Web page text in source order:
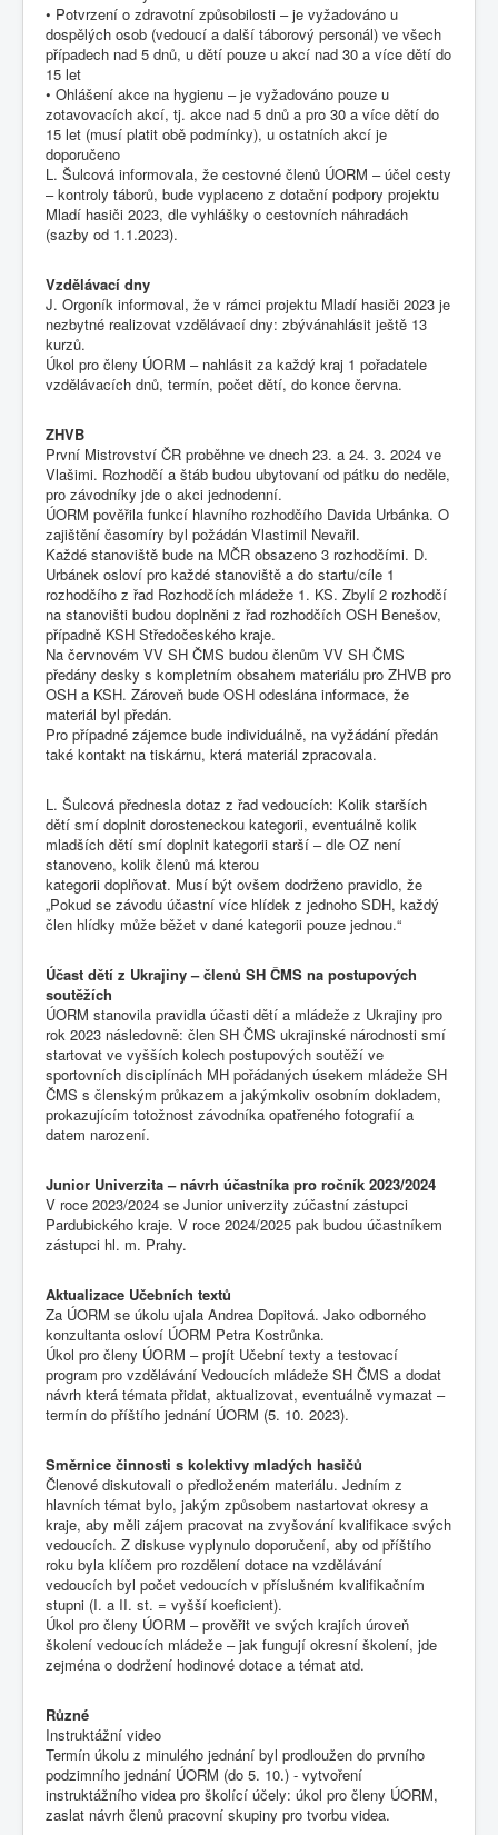
• Potvrzení o zdravotní způsobilosti – je vyžadováno u
dospělých osob (vedoucí a další táborový personál) ve všech
případech nad 5 dnů, u dětí pouze u akcí nad 30 a více dětí do
15 let
• Ohlášení akce na hygienu – je vyžadováno pouze u
zotavovacích akcí, tj. akce nad 5 dnů a pro 30 a více dětí do
15 let (musí platit obě podmínky), u ostatních akcí je
doporučeno
L. Šulcová informovala, že cestovné členů ÚORM – účel cesty
– kontroly táborů, bude vyplaceno z dotační podpory projektu
Mladí hasiči 2023, dle vyhlášky o cestovních náhradách
(sazby od 1.1.2023).
Vzdělávací dny
J. Orgoník informoval, že v rámci projektu Mladí hasiči 2023 je
nezbytné realizovat vzdělávací dny: zbývánahlásit ještě 13
kurzů.
Úkol pro členy ÚORM – nahlásit za každý kraj 1 pořadatele
vzdělávacích dnů, termín, počet dětí, do konce června.
ZHVB
První Mistrovství ČR proběhne ve dnech 23. a 24. 3. 2024 ve
Vlašimi. Rozhodčí a štáb budou ubytovaní od pátku do neděle,
pro závodníky jde o akci jednodenní.
ÚORM pověřila funkcí hlavního rozhodčího Davida Urbánka. O
zajištění časomíry byl požádán Vlastimil Nevařil.
Každé stanoviště bude na MČR obsazeno 3 rozhodčími. D.
Urbánek osloví pro každé stanoviště a do startu/cíle 1
rozhodčího z řad Rozhodčích mládeže 1. KS. Zbylí 2 rozhodčí
na stanovišti budou doplněni z řad rozhodčích OSH Benešov,
případně KSH Středočeského kraje.
Na červnovém VV SH ČMS budou členům VV SH ČMS
předány desky s kompletním obsahem materiálu pro ZHVB pro
OSH a KSH. Zároveň bude OSH odeslána informace, že
materiál byl předán.
Pro případné zájemce bude individuálně, na vyžádání předán
také kontakt na tiskárnu, která materiál zpracovala.
L. Šulcová přednesla dotaz z řad vedoucích: Kolik starších
dětí smí doplnit dorosteneckou kategorii, eventuálně kolik
mladších dětí smí doplnit kategorii starší – dle OZ není
stanoveno, kolik členů má kterou
kategorii doplňovat. Musí být ovšem dodrženo pravidlo, že
„Pokud se závodu účastní více hlídek z jednoho SDH, každý
člen hlídky může běžet v dané kategorii pouze jednou.“
Účast dětí z Ukrajiny – členů SH ČMS na postupových
soutěžích
ÚORM stanovila pravidla účasti dětí a mládeže z Ukrajiny pro
rok 2023 následovně: člen SH ČMS ukrajinské národnosti smí
startovat ve vyšších kolech postupových soutěží ve
sportovních disciplínách MH pořádaných úsekem mládeže SH
ČMS s členským průkazem a jakýmkoliv osobním dokladem,
prokazujícím totožnost závodníka opatřeného fotografií a
datem narození.
Junior Univerzita – návrh účastníka pro ročník 2023/2024
V roce 2023/2024 se Junior univerzity zúčastní zástupci
Pardubického kraje. V roce 2024/2025 pak budou účastníkem
zástupci hl. m. Prahy.
Aktualizace Učebních textů
Za ÚORM se úkolu ujala Andrea Dopitová. Jako odborného
konzultanta osloví ÚORM Petra Kostrůnka.
Úkol pro členy ÚORM – projít Učební texty a testovací
program pro vzdělávání Vedoucích mládeže SH ČMS a dodat
návrh která témata přidat, aktualizovat, eventuálně vymazat –
termín do příštího jednání ÚORM (5. 10. 2023).
Směrnice činnosti s kolektivy mladých hasičů
Členové diskutovali o předloženém materiálu. Jedním z
hlavních témat bylo, jakým způsobem nastartovat okresy a
kraje, aby měli zájem pracovat na zvyšování kvalifikace svých
vedoucích. Z diskuse vyplynulo doporučení, aby od příštího
roku byla klíčem pro rozdělení dotace na vzdělávání
vedoucích byl počet vedoucích v příslušném kvalifikačním
stupni (I. a II. st. = vyšší koeficient).
Úkol pro členy ÚORM – prověřit ve svých krajích úroveň
školení vedoucích mládeže – jak fungují okresní školení, jde
zejména o dodržení hodinové dotace a témat atd.
Různé
Instruktážní video
Termín úkolu z minulého jednání byl prodloužen do prvního
podzimního jednání ÚORM (do 5. 10.) - vytvoření
instruktážního videa pro školící účely: úkol pro členy ÚORM,
zaslat návrh členů pracovní skupiny pro tvorbu videa.